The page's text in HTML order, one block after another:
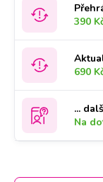
390
690
...
Na